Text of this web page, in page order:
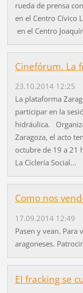
rueda de prensa
en el Centro Cívico
en el Centro
Cinefórum. La
23.10.2014 12:25
La plataforma
participar en la
hidráulica.
Zaragoza, el acto
octubre de 19 a 21
La Ciclería Social...
Como nos
17.09.2014 12:49
Pasen y vean. Para
aragoneses.
El fracking se